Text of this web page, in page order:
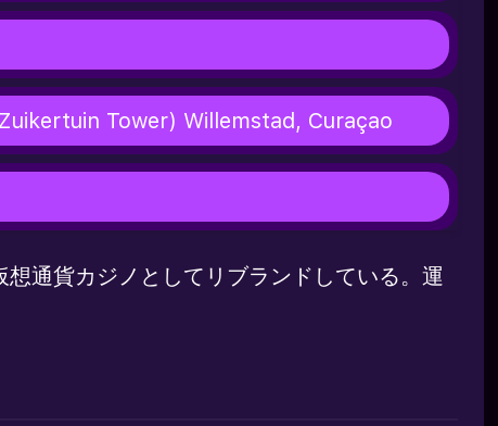
Tower) Willemstad, Curaçao
通貨カジノとしてリブランドしている。運